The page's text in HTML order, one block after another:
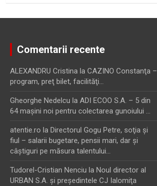
Comentarii recente
ALEXANDRU Cristina la CAZINO Constanţa –
program, preţ bilet, facilităţi…
Gheorghe Nedelcu la ADI ECOO S.A. – 5 din
64 maşini noi pentru colectarea gunoiului …
atentie.ro la Directorul Gogu Petre, soţia şi
fiul – salarii bugetare, pensii mari, dar şi
câştiguri pe măsura talentului…
Tudorel-Cristian Nenciu la Noul director al
URBAN S.A. şi preşedintele CJ Ialomiţa